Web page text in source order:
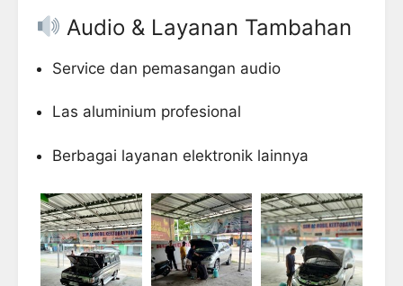
Audio & Layanan Tambahan
Service dan pemasangan audio
Las aluminium profesional
Berbagai layanan elektronik lainnya